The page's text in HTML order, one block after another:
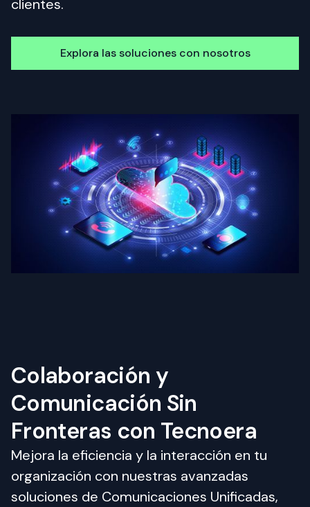
clientes.
Explora las soluciones con nosotros
Colaboración y
Comunicación Sin
Fronteras con Tecnoera
Mejora la eficiencia y la interacción en tu
organización con nuestras avanzadas
soluciones de Comunicaciones Unificadas,